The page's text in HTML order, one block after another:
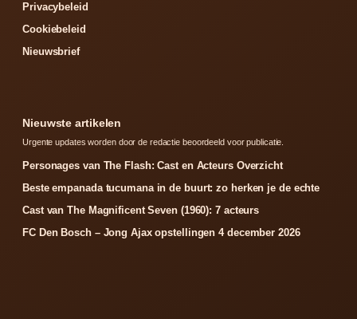
Privacybeleid
Cookiebeleid
Nieuwsbrief
Nieuwste artikelen
Urgente updates worden door de redactie beoordeeld voor publicatie.
Personages van The Flash: Cast en Acteurs Overzicht
Beste empanada tucumana in de buurt: zo herken je de echte
Cast van The Magnificent Seven (1960): 7 acteurs
FC Den Bosch – Jong Ajax opstellingen 4 december 2026